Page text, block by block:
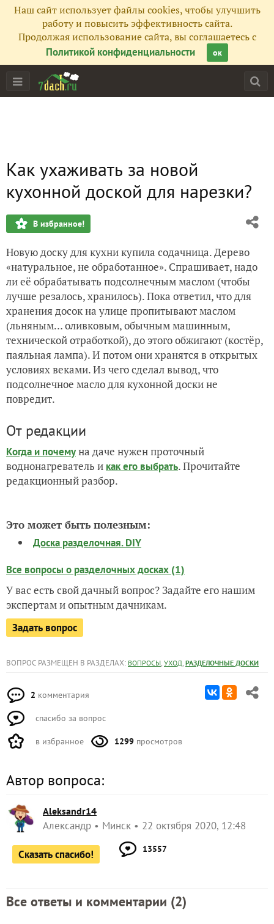
Наш сайт использует файлы cookies, чтобы улучшить
работу и повысить эффективность сайта.
Продолжая использование сайта, вы соглашаетесь с
Политикой конфиденциальности
ок
Как ухаживать за новой
кухонной доской для нарезки?
В избранное!
Новую доску для кухни купила содачница. Дерево
«натуральное, не обработанное». Спрашивает, надо
ли её обрабатывать подсолнечным маслом (чтобы
лучше резалось, хранилось). Пока ответил, что для
хранения досок на улице пропитывают маслом
(льняным… оливковым, обычным машинным,
технической отработкой), до этого обжигают (костёр,
паяльная лампа). И потом они хранятся в открытых
условиях веками. Из чего сделал вывод, что
подсолнечное масло для кухонной доски не
повредит.
От редакции
Когда и почемуна даче нужен проточный
воднонагреватель и как его выбрать. Прочитайте
редакционный разбор.
Это может быть полезным:
Доска разделочная. DIY
Все вопросы о разделочных досках (1)
У вас есть свой дачный вопрос? Задайте его нашим
экспертам и опытным дачникам.
Задать вопрос
ВОПРОС РАЗМЕЩЕН В РАЗДЕЛАХ: ВОПРОСЫ, УХОД, РАЗДЕЛОЧНЫЕ ДОСКИ
2 комментария
спасибо за вопрос
в избранное 1299 просмотров
Автор вопроса:
Aleksandr14
Александр Минск 22 октября 2020, 12:48
Сказать спасибо! 13557
Все ответы и комментарии (2)